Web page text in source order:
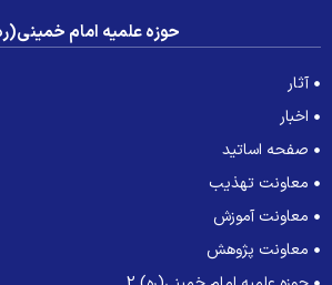
حوزه علمیه امام خمینی(ره)
آثار
اخبار
صفحه اساتید
معاونت تهذیب
معاونت آموزش
معاونت پژوهش